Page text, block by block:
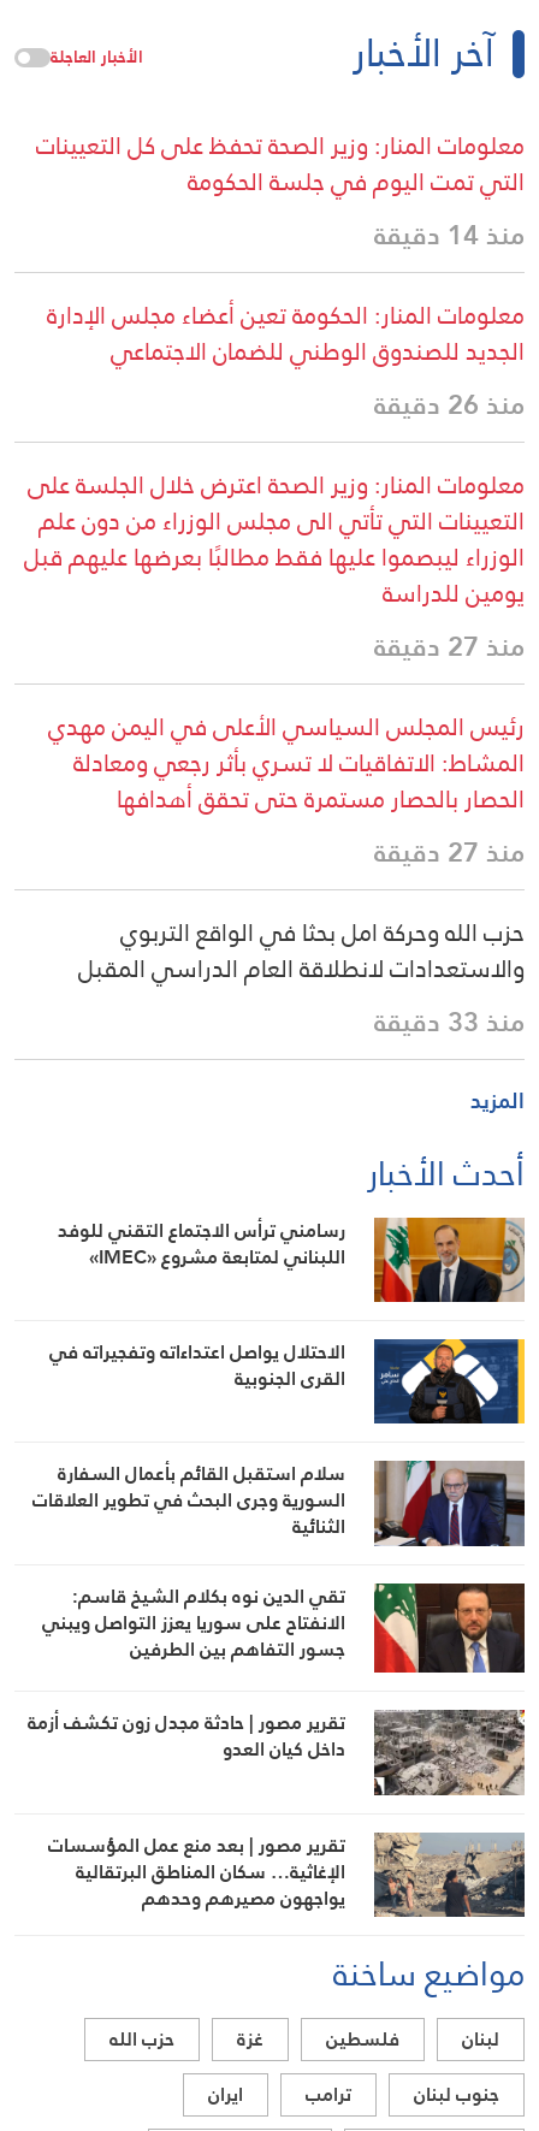
آخر الأخبار الأخبار العاجلة
معلومات المنار: وزير الصحة تحفظ على كل التعيينات
التي تمت اليوم في جلسة الحكومة
منذ 14 دقيقة
معلومات المنار: الحكومة تعين أعضاء مجلس الإدارة
الجديد للصندوق الوطني للضمان الاجتماعي
منذ 26 دقيقة
معلومات المنار: وزير الصحة اعترض خلال الجلسة على
التعيينات التي تأتي الى مجلس الوزراء من دون علم
الوزراء ليبصموا عليها فقط مطالبًا بعرضها عليهم قبل
يومين للدراسة
منذ 27 دقيقة
رئيس المجلس السياسي الأعلى في اليمن مهدي
المشاط: الاتفاقيات لا تسري بأثر رجعي ومعادلة
الحصار بالحصار مستمرة حتى تحقق أهدافها
منذ 27 دقيقة
حزب الله وحركة امل بحثا في الواقع التربوي
والاستعدادات لانطلاقة العام الدراسي المقبل
منذ 33 دقيقة
المزيد
أحدث الأخبار
رسامني ترأس الاجتماع التقني للوفد
اللبناني لمتابعة مشروع «IMEC»
الاحتلال يواصل اعتداءاته وتفجيراته في
القرى الجنوبية
سلام استقبل القائم بأعمال السفارة
السورية وجرى البحث في تطوير العلاقات
الثنائية
تقي الدين نوه بكلام الشيخ قاسم:
الانفتاح على سوريا يعزز التواصل ويبني
جسور التفاهم بين الطرفين
تقرير مصور | حادثة مجدل زون تكشف أزمة
داخل كيان العدو
تقرير مصور | بعد منع عمل المؤسسات
الإغاثية… سكان المناطق البرتقالية
يواجهون مصيرهم وحدهم
مواضيع ساخنة
لبنان فلسطين غزة
حزب الله
جنوب لبنان
ترامب
ايران